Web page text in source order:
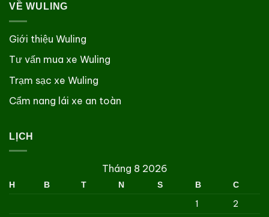
VỀ WULING
Giới thiệu Wuling
Tư vấn mua xe Wuling
Trạm sạc xe Wuling
Cẩm nang lái xe an toàn
LỊCH
Tháng 8 2026
H B T N S B C
1
2